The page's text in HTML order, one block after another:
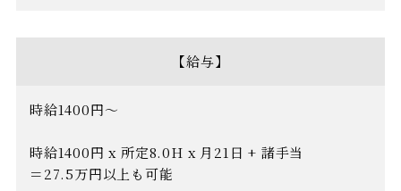
【給与】
時給1400円〜
時給1400円 x 所定8.0H x 月21日 + 諸手当
＝27.5万円以上も可能